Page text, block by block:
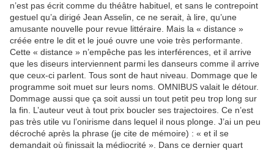
n’est pas écrit comme du théâtre habituel, et sans le contrepoint
gestuel qu’a dirigé Jean Asselin, ce ne serait, à lire, qu’une
amusante nouvelle pour revue littéraire. Mais la « distance »
créée entre le dit et le joué ouvre une voie très performante.
Cette « distance » n’empêche pas les interférences, et il arrive
que les diseurs interviennent parmi les danseurs comme il arrive
que ceux-ci parlent. Tous sont de haut niveau. Dommage que le
programme soit muet sur leurs noms. OMNIBUS valait le détour.
Dommage aussi que ça soit aussi un tout petit peu trop long sur
la fin. L’auteur veut à tout prix boucler ses trajectoires. Ce n’est
pas très utile vu l’onirisme dans lequel il nous plonge. J’ai un peu
décroché après la phrase (je cite de mémoire) : « et il se
demandait où finissait la médiocrité ». Dans ce dernier quart